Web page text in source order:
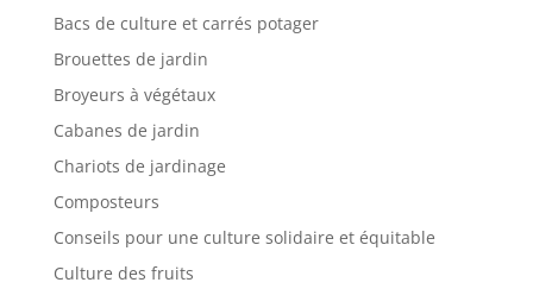
Bacs de culture et carrés potager
Brouettes de jardin
Broyeurs à végétaux
Cabanes de jardin
Chariots de jardinage
Composteurs
Conseils pour une culture solidaire et équitable
Culture des fruits